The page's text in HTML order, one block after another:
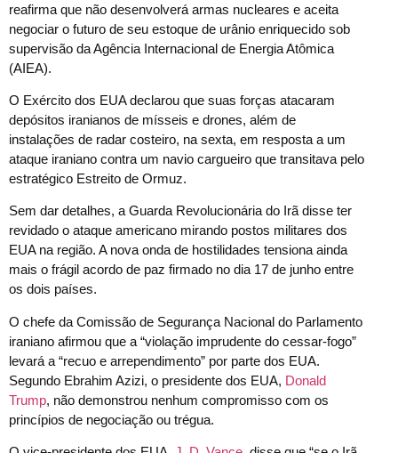
reafirma que não desenvolverá armas nucleares e aceita
negociar o futuro de seu estoque de urânio enriquecido sob
supervisão da Agência Internacional de Energia Atômica
(AIEA).
O Exército dos EUA declarou que suas forças atacaram
depósitos iranianos de mísseis e drones, além de
instalações de radar costeiro, na sexta, em resposta a um
ataque iraniano contra um navio cargueiro que transitava pelo
estratégico Estreito de Ormuz.
Sem dar detalhes, a Guarda Revolucionária do Irã disse ter
revidado o ataque americano mirando postos militares dos
EUA na região. A nova onda de hostilidades tensiona ainda
mais o frágil acordo de paz firmado no dia 17 de junho entre
os dois países.
O chefe da Comissão de Segurança Nacional do Parlamento
iraniano afirmou que a “violação imprudente do cessar-fogo”
levará a “recuo e arrependimento” por parte dos EUA.
Segundo Ebrahim Azizi, o presidente dos EUA, Donald
Trump, não demonstrou nenhum compromisso com os
princípios de negociação ou trégua.